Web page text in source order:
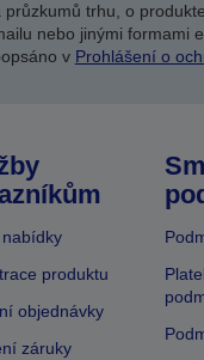
průzkumů trhu, o
nebo jinými formami
v Prohlášení o
produktu
objednávky
záruky